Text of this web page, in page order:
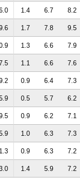
1.4 6.7 8.2
1.7 7.8 9.5
1.3 6.6 7.9
1.1 6.6 7.6
0.9 6.4 7.3
0.5 5.7 6.2
0.9 6.2 7.1
1.0 6.3 7.3
0.9 6.3 7.2
1.4 5.9 7.2